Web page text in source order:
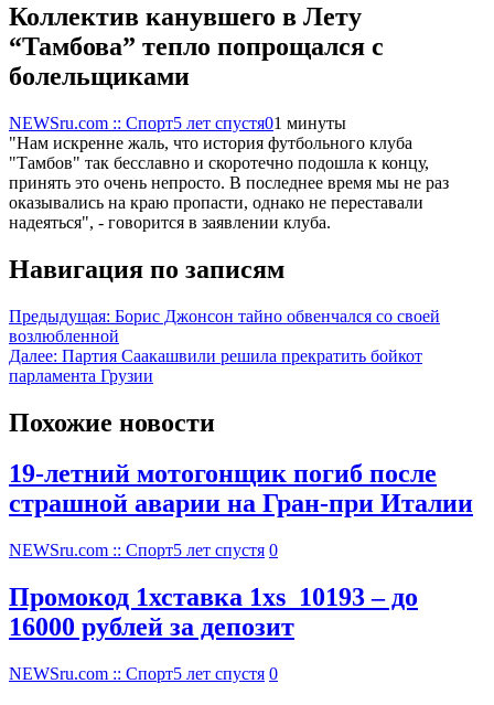
Коллектив канувшего в Лету
“Тамбова” тепло попрощался с
болельщиками
NEWSru.com :: Спорт5 лет спустя01 минуты
"Нам искренне жаль, что история футбольного клуба
"Тамбов" так бесславно и скоротечно подошла к концу,
принять это очень непросто. В последнее время мы не раз
оказывались на краю пропасти, однако не переставали
надеяться", - говорится в заявлении клуба.
Навигация по записям
Предыдущая: Борис Джонсон тайно обвенчался со своей
возлюбленной
Далее: Партия Саакашвили решила прекратить бойкот
парламента Грузии
Похожие новости
19-летний мотогонщик погиб после
страшной аварии на Гран-при Италии
NEWSru.com :: Спорт5 лет спустя 0
Промокод 1хставка 1xs_10193 – до
16000 рублей за депозит
NEWSru.com :: Спорт5 лет спустя 0